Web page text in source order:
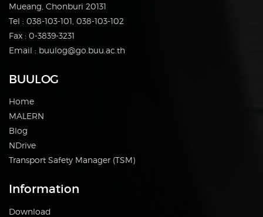
Mueang, Chonburi 20131
Tel : 038-103-101, 038-103-102
Fax : 0-3839-3231
Email : buulog@go.buu.ac.th
BUULOG
Home
MALERN
Blog
NDrive
Transport Safety Manager (TSM)
Information
Download